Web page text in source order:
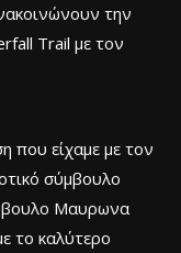
την
Trail με τον
που είχαμε με τον
σύμβουλο
Μαυρωνα
το καλύτερο